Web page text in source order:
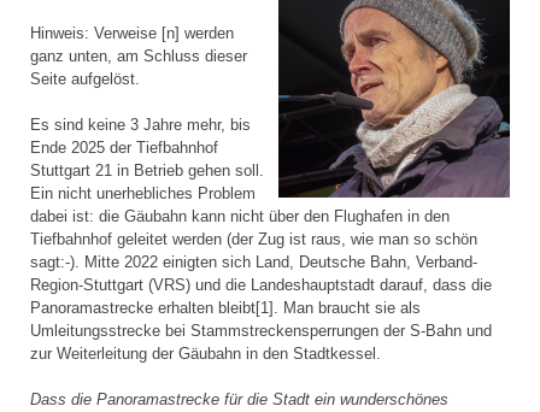
Hinweis: Verweise [n] werden
ganz unten, am Schluss dieser
Seite aufgelöst.
Es sind keine 3 Jahre mehr, bis
Ende 2025 der Tiefbahnhof
Stuttgart 21 in Betrieb gehen soll.
Ein nicht unerhebliches Problem
dabei ist: die Gäubahn kann nicht über den Flughafen in den
Tiefbahnhof geleitet werden (der Zug ist raus, wie man so schön
sagt:-). Mitte 2022 einigten sich Land, Deutsche Bahn, Verband-
Region-Stuttgart (VRS) und die Landeshauptstadt darauf, dass die
Panoramastrecke erhalten bleibt[1]. Man braucht sie als
Umleitungsstrecke bei Stammstreckensperrungen der S-Bahn und
zur Weiterleitung der Gäubahn in den Stadtkessel.
Dass die Panoramastrecke für die Stadt ein wunderschönes